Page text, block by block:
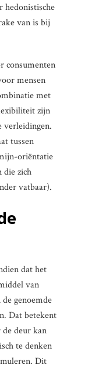
van is bij
consumenten
mensen
met
zijn
verleidingen.
tussen
oriëntatie
die zich
vatbaar).
dat het
van
genoemde
Dat betekent
deur kan
te denken
Dit